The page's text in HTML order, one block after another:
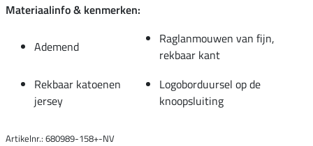
Materiaalinfo & kenmerken:
Ademend
Raglanmouwen van fijn,
rekbaar kant
Rekbaar katoenen
jersey
Logoborduursel op de
knoopsluiting
Artikelnr.: 680989-158+-NV